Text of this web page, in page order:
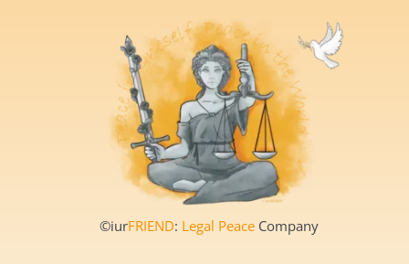
©iurFRIEND: Legal Peace Company